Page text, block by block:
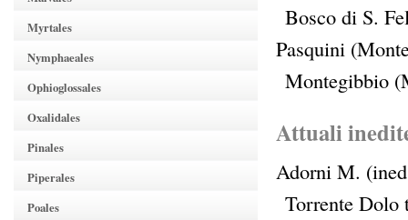
Myrtales
Nymphaeales
Ophioglossales
Oxalidales
Pinales
Piperales
Poales
Bosco di S.
Pasquini
Montegibbio
Attuali
Adorni M.
Torrente Dolo